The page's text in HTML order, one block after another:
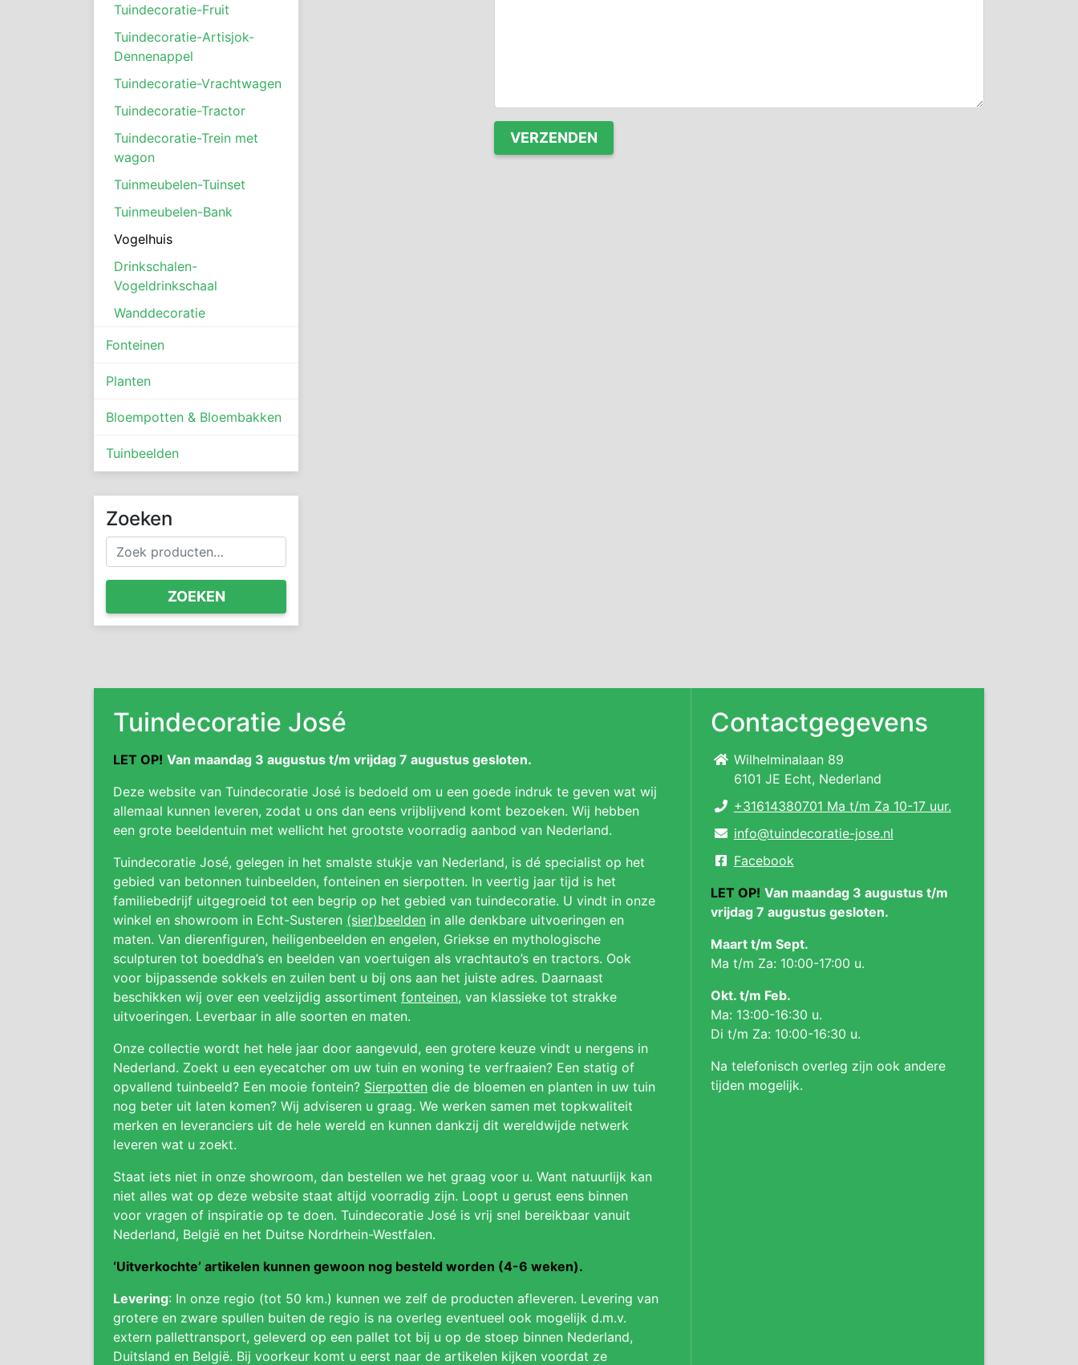
Tuindecoratie-Fruit
Tuindecoratie-Artisjok-
Dennenappel
Tuindecoratie-Vrachtwagen
Tuindecoratie-Tractor
Tuindecoratie-Trein met
wagon
Tuinmeubelen-Tuinset
Tuinmeubelen-Bank
Vogelhuis
Drinkschalen-
Vogeldrinkschaal
Wanddecoratie
Fonteinen
Planten
Bloempotten & Bloembakken
Tuinbeelden
Zoeken
Zoeken
naar:
ZOEKEN
Tuindecoratie José
LET OP! Van maandag 3 augustus t/m vrijdag 7 augustus gesloten.
Deze website van Tuindecoratie José is bedoeld om u een goede indruk te geven wat wij
allemaal kunnen leveren, zodat u ons dan eens vrijblijvend komt bezoeken. Wij hebben
een grote beeldentuin met wellicht het grootste voorradig aanbod van Nederland.
Tuindecoratie José, gelegen in het smalste stukje van Nederland, is dé specialist op het
gebied van betonnen tuinbeelden, fonteinen en sierpotten. In veertig jaar tijd is het
familiebedrijf uitgegroeid tot een begrip op het gebied van tuindecoratie. U vindt in onze
winkel en showroom in Echt-Susteren (sier)beelden in alle denkbare uitvoeringen en
maten. Van dierenfiguren, heiligenbeelden en engelen, Griekse en mythologische
sculpturen tot boeddha’s en beelden van voertuigen als vrachtauto’s en tractors. Ook
voor bijpassende sokkels en zuilen bent u bij ons aan het juiste adres. Daarnaast
beschikken wij over een veelzijdig assortiment fonteinen, van klassieke tot strakke
uitvoeringen. Leverbaar in alle soorten en maten.
Onze collectie wordt het hele jaar door aangevuld, een grotere keuze vindt u nergens in
Nederland. Zoekt u een eyecatcher om uw tuin en woning te verfraaien? Een statig of
opvallend tuinbeeld? Een mooie fontein? Sierpotten die de bloemen en planten in uw tuin
nog beter uit laten komen? Wij adviseren u graag. We werken samen met topkwaliteit
merken en leveranciers uit de hele wereld en kunnen dankzij dit wereldwijde netwerk
leveren wat u zoekt.
Staat iets niet in onze showroom, dan bestellen we het graag voor u. Want natuurlijk kan
niet alles wat op deze website staat altijd voorradig zijn. Loopt u gerust eens binnen
voor vragen of inspiratie op te doen. Tuindecoratie José is vrij snel bereikbaar vanuit
Nederland, België en het Duitse Nordrhein-Westfalen.
‘Uitverkochte’ artikelen kunnen gewoon nog besteld worden (4-6 weken).
Levering: In onze regio (tot 50 km.) kunnen we zelf de producten afleveren. Levering van
grotere en zware spullen buiten de regio is na overleg eventueel ook mogelijk d.m.v.
extern pallettransport, geleverd op een pallet tot bij u op de stoep binnen Nederland,
Duitsland en België. Bij voorkeur komt u eerst naar de artikelen kijken voordat ze
Contactgegevens
Wilhelminalaan 89
6101 JE Echt, Nederland
+31614380701 Ma t/m Za 10-17 uur.
info@tuindecoratie-jose.nl
Facebook
LET OP! Van maandag 3 augustus t/m
vrijdag 7 augustus gesloten.
Maart t/m Sept.
Ma t/m Za: 10:00-17:00 u.
Okt. t/m Feb.
Ma: 13:00-16:30 u.
Di t/m Za: 10:00-16:30 u.
Na telefonisch overleg zijn ook andere
tijden mogelijk.